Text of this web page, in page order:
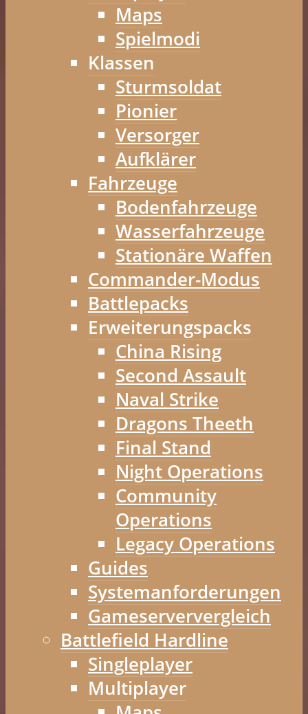
Maps
Spielmodi
Klassen
Sturmsoldat
Pionier
Versorger
Aufklärer
Fahrzeuge
Bodenfahrzeuge
Wasserfahrzeuge
Stationäre Waffen
Commander-Modus
Battlepacks
Erweiterungspacks
China Rising
Second Assault
Naval Strike
Dragons Theeth
Final Stand
Night Operations
Community
Operations
Legacy Operations
Guides
Systemanforderungen
Gameserververgleich
Battlefield Hardline
Singleplayer
Multiplayer